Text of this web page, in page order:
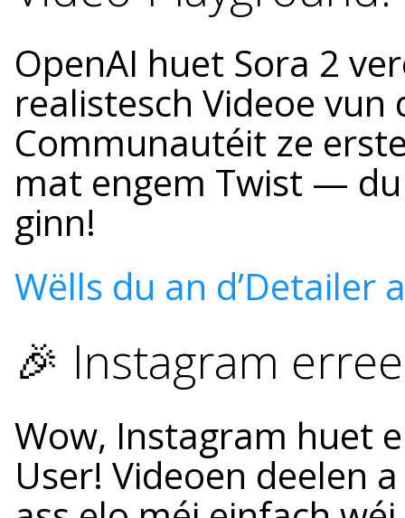
OpenAI huet Sora 2
realistesch Videoe vun
Communautéit ze
mat engem Twist —
ginn!
Wëlls du an d’Detailer
🎉 Instagram
Wow, Instagram huet
User! Videoen deelen